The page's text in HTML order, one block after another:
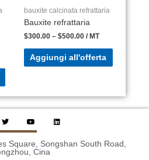
bauxite calcinata refrattaria
Bauxite refrattaria
$300.00 – $500.00 / MT
Aggiungi all'offerta
Square, Songshan South Road,
Cina